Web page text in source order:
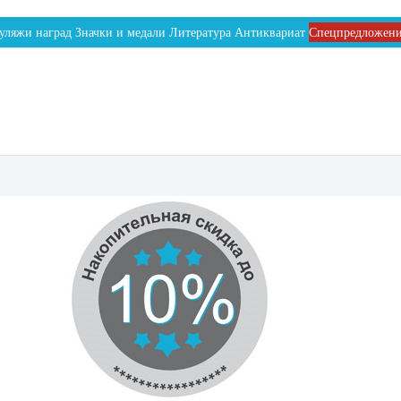
наград Значки и медали Литература Антиквариат